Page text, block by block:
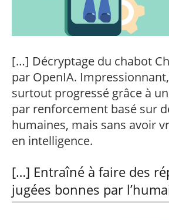
S’engager à Télécom
Numérique
Parcours Numérique
Responsable
Artificielle en
alternance
(admissions closes)
cybersécurité des
réseaux et des
systèmes
d’information
Intelligence
Artificielle – Expert
Data & MLops
Intelligence
multimodale et
autonome
• Journaliste
• Créateur d’entreprise
[…] Décryptage du chabot
par OpenIA. Impressionnant,
surtout progressé grâce à
par renforcement basé sur
humaines, mais sans avoir
en intelligence.
[…] Entraîné à faire des
jugées bonnes par